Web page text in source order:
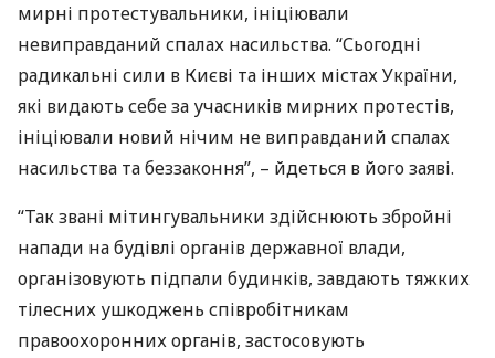
мирні протестувальники, ініціювали
невиправданий спалах насильства. “Сьогодні
радикальні сили в Києві та інших містах України,
які видають себе за учасників мирних протестів,
ініціювали новий нічим не виправданий спалах
насильства та беззаконня”, – йдеться в його заяві.
“Так звані мітингувальники здійснюють збройні
напади на будівлі органів державної влади,
організовують підпали будинків, завдають тяжких
тілесних ушкоджень співробітникам
правоохоронних органів, застосовують